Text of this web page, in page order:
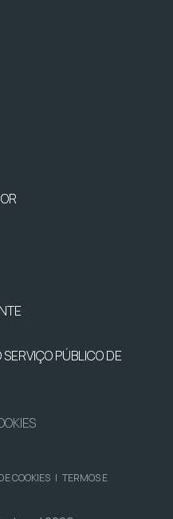
PÚBLICO DE
COOKIES | TERMOS E